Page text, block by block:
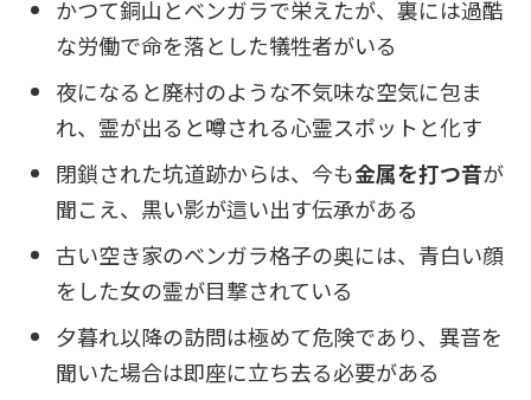
かつて銅山とベンガラで栄えたが、裏には過酷
な労働で命を落とした犠牲者がいる
夜になると廃村のような不気味な空気に包ま
れ、霊が出ると噂される心霊スポットと化す
閉鎖された坑道跡からは、今も金属を打つ音が
聞こえ、黒い影が這い出す伝承がある
古い空き家のベンガラ格子の奥には、青白い顔
をした女の霊が目撃されている
夕暮れ以降の訪問は極めて危険であり、異音を
聞いた場合は即座に立ち去る必要がある